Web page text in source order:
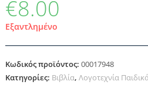
€8.00
Εξαντλημένο
Κωδικός προϊόντος:00017948
Κατηγορίες: Βιβλία,Λογοτεχνία